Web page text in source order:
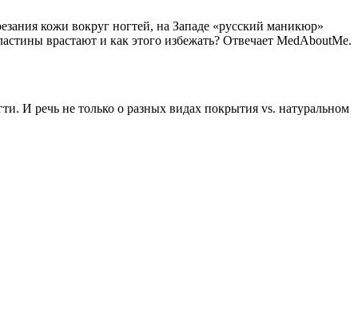
кожи вокруг ногтей, на Западе «русский маникюр»
врастают и как этого избежать? Отвечает MedAboutMe.
И речь не только о разных видах покрытия vs. натуральном